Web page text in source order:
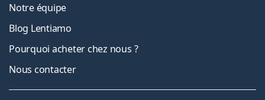
Notre équipe
Blog Lentiamo
Pourquoi acheter chez nous ?
Nous contacter